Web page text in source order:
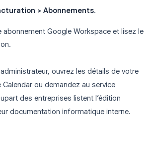
> Abonnements.
abonnement Google Workspace et lisez le
ouvrez les détails de votre
ou demandez au service
des entreprises listent l’édition
documentation informatique interne.